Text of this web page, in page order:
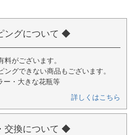
ングについて ◆
がございます。
ングできない商品もございます。
ー・大きな花瓶等
詳しくはこちら
交換について ◆